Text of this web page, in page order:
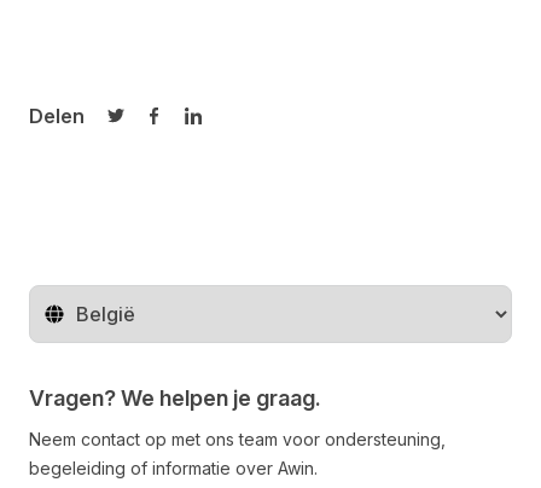
Delen
Delen op Twitter
Delen op Facebook
Delen op LinkedIn
Regio wijzigen
Vragen? We helpen je graag.
Neem contact op met ons team voor ondersteuning,
begeleiding of informatie over Awin.